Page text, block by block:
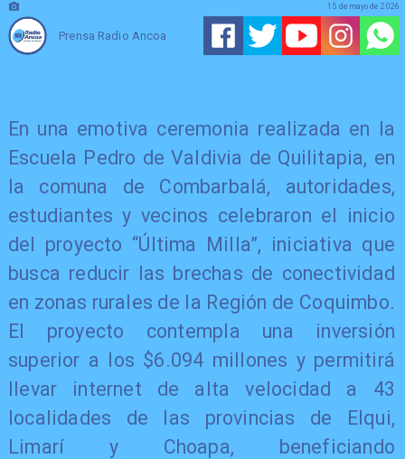
Prensa Radio Ancoa
15 de mayo de 2026
En una emotiva ceremonia realizada en la
Escuela Pedro de Valdivia de Quilitapia, en
la comuna de Combarbalá, autoridades,
estudiantes y vecinos celebraron el inicio
del proyecto “Última Milla”, iniciativa que
busca reducir las brechas de conectividad
en zonas rurales de la Región de Coquimbo.
El proyecto contempla una inversión
superior a los $6.094 millones y permitirá
llevar internet de alta velocidad a 43
localidades de las provincias de Elqui,
Limarí y Choapa, beneficiando